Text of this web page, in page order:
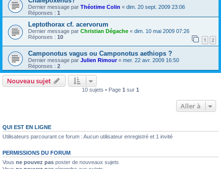
Dernier message par Théotime Colin « dim. 20 sept. 2009 23:06
Réponses : 1
Leptothorax cf. acervorum
Dernier message par Christian Dégache « dim. 10 mai 2009 07:26
Réponses : 10 1 2
Camponotus vagus ou Camponotus aethiops ?
Dernier message par Julien Rimour« mer. 22 avr. 2009 16:50
Réponses : 2
Nouveau sujet
10 sujets • Page 1 sur 1
Aller à
QUI EST EN LIGNE
Utilisateurs parcourant ce forum : Aucun utilisateur enregistré et 1 invité
PERMISSIONS DU FORUM
Vous ne pouvez pas poster de nouveaux sujets